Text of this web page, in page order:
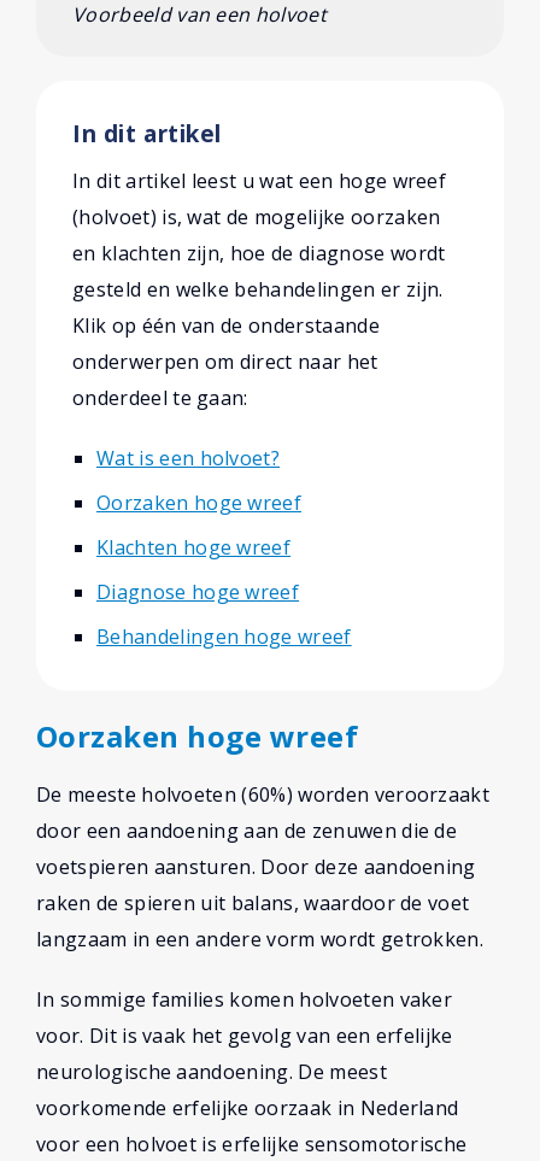
Voorbeeld van een holvoet
In dit artikel
In dit artikel leest u wat een hoge wreef
(holvoet) is, wat de mogelijke oorzaken
en klachten zijn, hoe de diagnose wordt
gesteld en welke behandelingen er zijn.
Klik op één van de onderstaande
onderwerpen om direct naar het
onderdeel te gaan:
Wat is een holvoet?
Oorzaken hoge wreef
Klachten hoge wreef
Diagnose hoge wreef
Behandelingen hoge wreef
Oorzaken hoge wreef
De meeste holvoeten (60%) worden veroorzaakt
door een aandoening aan de zenuwen die de
voetspieren aansturen. Door deze aandoening
raken de spieren uit balans, waardoor de voet
langzaam in een andere vorm wordt getrokken.
In sommige families komen holvoeten vaker
voor. Dit is vaak het gevolg van een erfelijke
neurologische aandoening. De meest
voorkomende erfelijke oorzaak in Nederland
voor een holvoet is erfelijke sensomotorische